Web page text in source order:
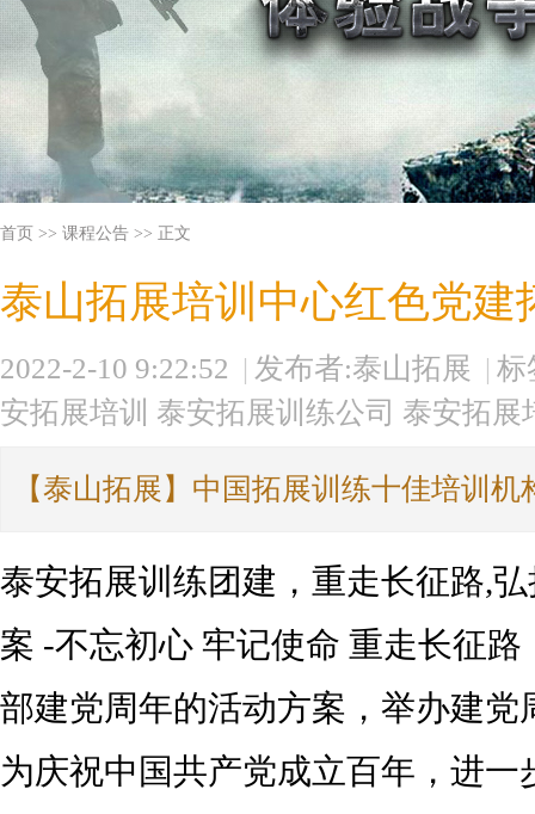
首页 >> 课程公告 >> 正文
泰山拓展培训中心红色党
2022-2-10 9:22:52 | 发布者:泰山拓展 |
安拓展培训
泰安拓展训练公司 泰安拓展
【泰山拓展】中国拓展训练十佳培训
泰安拓展训练团建，重走长征路,
案 -不忘初心 牢记使命 重走长征
部建党周年的活动方案，举办建党
为庆祝中国共产党成立百年，进